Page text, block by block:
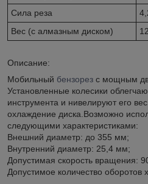
Сила реза
Вес (с алмазным диском)
Описание:
Мобильный бензорез с мощным
Установленные колесики
инструмента и нивелируют его
охлаждение диска.Возможно
следующими характеристиками:
Внешний диаметр: до 355 мм;
Внутренний диаметр: 25,4 мм;
Допустимая скорость вращения:
Допустимое количество оборотов